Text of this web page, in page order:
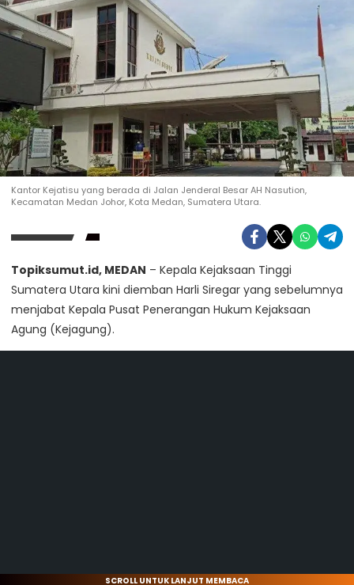
Kantor Kejatisu yang berada di Jalan Jenderal Besar AH Nasution,
Kecamatan Medan Johor, Kota Medan, Sumatera Utara.
Topiksumut.id, MEDAN – Kepala Kejaksaan Tinggi
Sumatera Utara kini diemban Harli Siregar yang sebelumnya
menjabat Kepala Pusat Penerangan Hukum Kejaksaan
Agung (Kejagung).
SCROLL UNTUK LANJUT MEMBACA